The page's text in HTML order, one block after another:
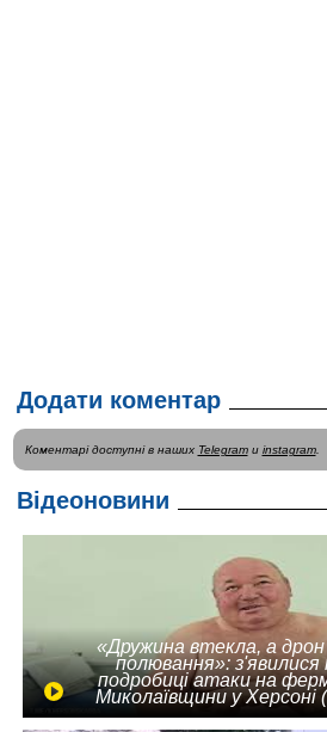
Додати коментар
Коментарі доступні в наших Telegramи instagram.
Відеоновини
«Дружина втекла, а дрон
полювання»: з'явилися
подробиці атаки на
Миколаївщини у Херсоні